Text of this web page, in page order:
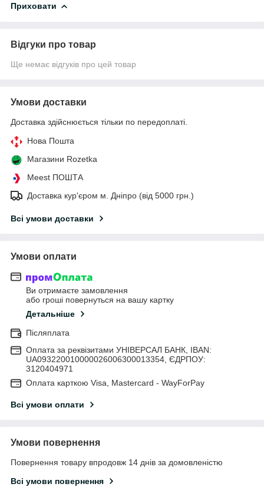
Приховати
Відгуки про товар
Ще немає відгуків про цей товар
Умови доставки
Доставка здійснюється тільки по передоплаті.
Нова Пошта
Магазини Rozetka
Meest ПОШТА
Доставка кур'єром м. Дніпро (від 5000 грн.)
Всі умови доставки
Умови оплати
Ви отримаєте замовлення
або гроші повернуться на вашу картку
Детальніше
Післяплата
Оплата за реквізитами УНІВЕРСАЛ БАНК, IBAN:
UA093220010000026006300013354, ЄДРПОУ:
3120404971
Оплата карткою Visa, Mastercard - WayForPay
Всі умови оплати
Умови повернення
Повернення товару впродовж 14 днів за домовленістю
Всі умови повернення